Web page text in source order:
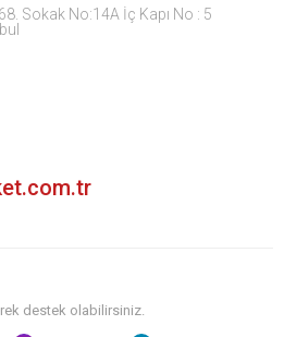
Sokak No:14A İç Kapı No : 5
destek olabilirsiniz.